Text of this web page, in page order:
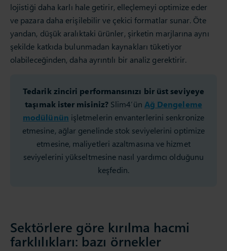
lojistiği daha karlı hale getirir, elleçlemeyi optimize eder
ve pazara daha erişilebilir ve çekici formatlar sunar. Öte
yandan, düşük aralıktaki ürünler, şirketin marjlarına aynı
şekilde katkıda bulunmadan kaynakları tüketiyor
olabileceğinden, daha ayrıntılı bir analiz gerektirir.
Tedarik zinciri performansınızı bir üst seviyeye
taşımak ister misiniz?Slim4’ün Ağ Dengeleme
modülünün işletmelerin envanterlerini senkronize
etmesine, ağlar genelinde stok seviyelerini optimize
etmesine, maliyetleri azaltmasına ve hizmet
seviyelerini yükseltmesine nasıl yardımcı olduğunu
keşfedin.
Sektörlere göre kırılma hacmi
farklılıkları: bazı örnekler